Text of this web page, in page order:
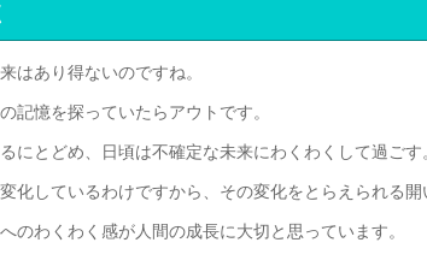
はあり得ないのですね。
記憶を探っていたらアウトです。
にとどめ、日頃は不確定な未来にわくわくして過ごす
化しているわけですから、その変化をとらえられる開
のわくわく感が人間の成長に大切と思っています。